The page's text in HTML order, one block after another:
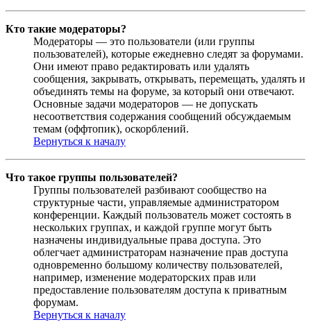
Кто такие модераторы?
Модераторы — это пользователи (или группы
пользователей), которые ежедневно следят за форумами.
Они имеют право редактировать или удалять
сообщения, закрывать, открывать, перемещать, удалять и
объединять темы на форуме, за который они отвечают.
Основные задачи модераторов — не допускать
несоответствия содержания сообщений обсуждаемым
темам (оффтопик), оскорблений.
Вернуться к началу
Что такое группы пользователей?
Группы пользователей разбивают сообщество на
структурные части, управляемые администратором
конференции. Каждый пользователь может состоять в
нескольких группах, и каждой группе могут быть
назначены индивидуальные права доступа. Это
облегчает администраторам назначение прав доступа
одновременно большому количеству пользователей,
например, изменение модераторских прав или
предоставление пользователям доступа к приватным
форумам.
Вернуться к началу